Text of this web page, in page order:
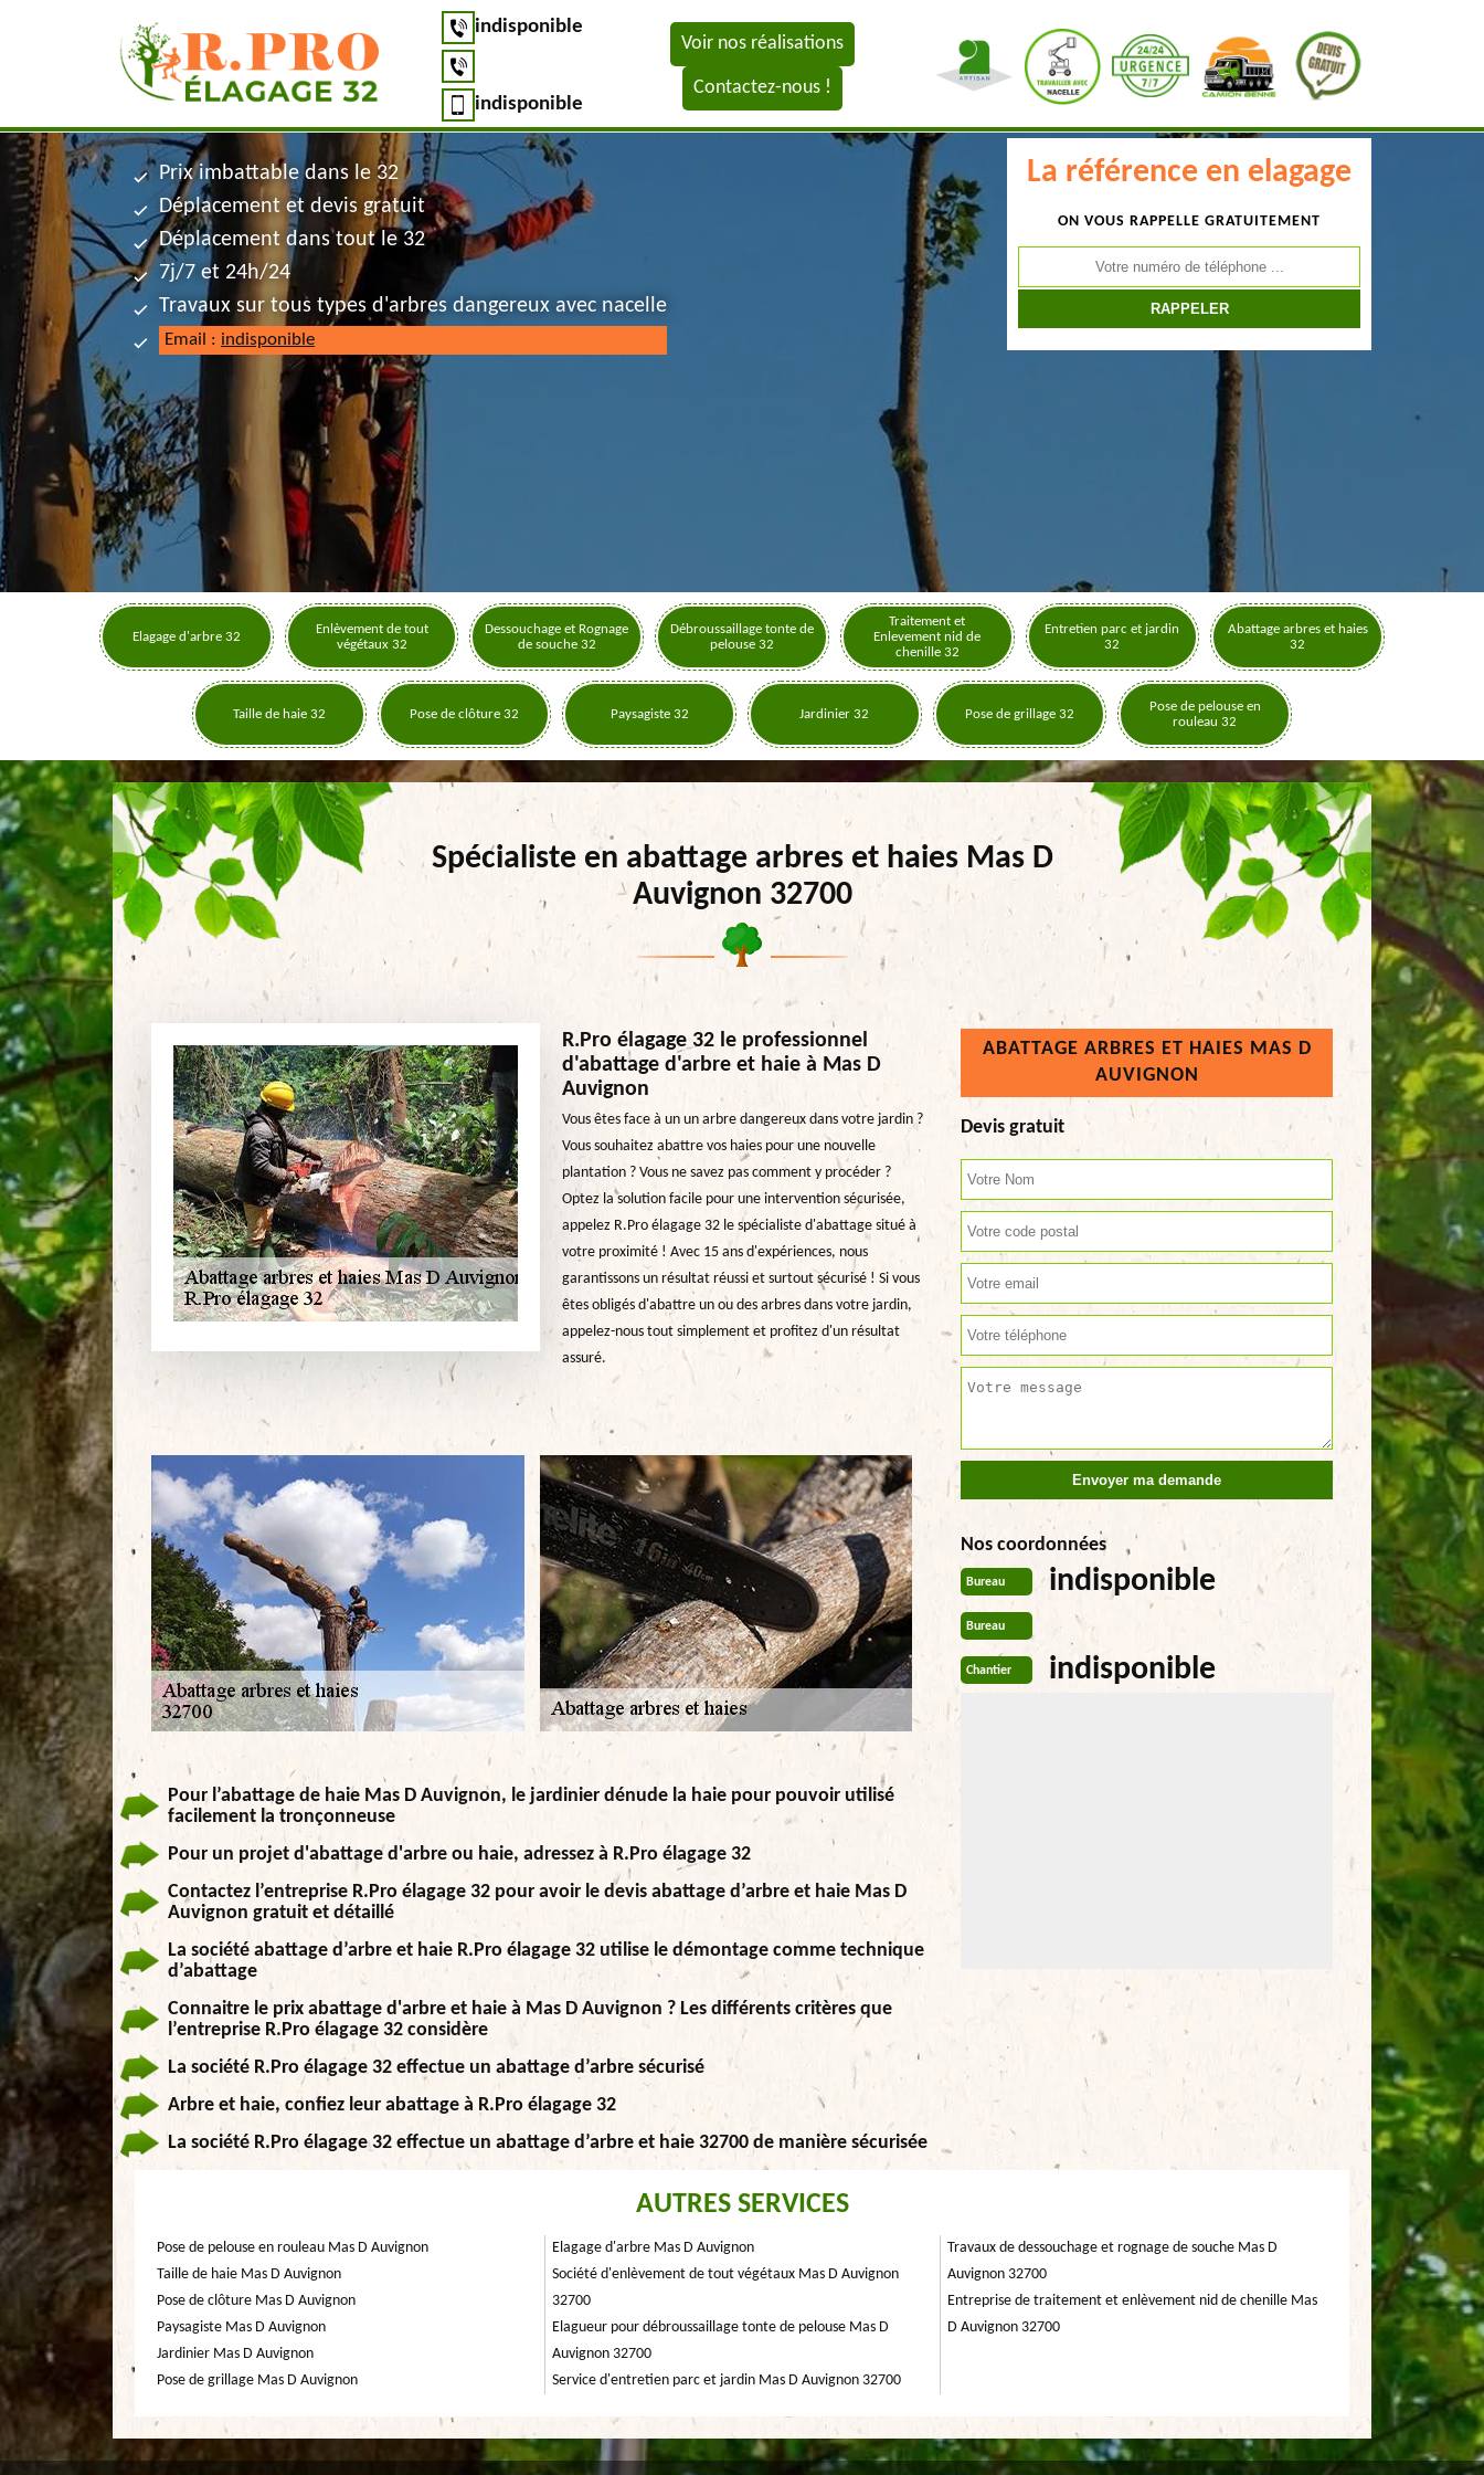
indisponible
indisponible
Voir nos réalisations
Contactez-nous !
La référence en elagage
ON VOUS RAPPELLE GRATUITEMENT
Prix imbattable dans le 32
Déplacement et devis gratuit
Déplacement dans tout le 32
7j/7 et 24h/24
Travaux sur tous types d'arbres dangereux avec nacelle
Email : indisponible
Elagage d'arbre 32
Enlèvement de tout
végétaux 32
Dessouchage et Rognage
de souche 32
Débroussaillage tonte de
pelouse 32
Traitement et
Enlevement nid de
chenille 32
Entretien parc et jardin
32
Abattage arbres et haies
32
Taille de haie 32 Pose de clôture 32 Paysagiste 32 Jardinier 32 Pose de grillage 32
Pose de pelouse en
rouleau 32
Spécialiste en abattage arbres et haies Mas D
Auvignon 32700
R.Pro élagage 32 le professionnel
d'abattage d'arbre et haie à Mas D
Auvignon
Vous êtes face à un un arbre dangereux dans votre jardin ?
Vous souhaitez abattre vos haies pour une nouvelle
plantation ? Vous ne savez pas comment y procéder ?
Optez la solution facile pour une intervention sécurisée,
appelez R.Pro élagage 32 le spécialiste d'abattage situé à
votre proximité ! Avec 15 ans d'expériences, nous
garantissons un résultat réussi et surtout sécurisé ! Si vous
êtes obligés d'abattre un ou des arbres dans votre jardin,
appelez-nous tout simplement et profitez d'un résultat
assuré.
Pour l’abattage de haie Mas D Auvignon, le jardinier dénude la haie pour pouvoir utilisé
facilement la tronçonneuse
Pour un projet d'abattage d'arbre ou haie, adressez à R.Pro élagage 32
Contactez l’entreprise R.Pro élagage 32 pour avoir le devis abattage d’arbre et haie Mas D
Auvignon gratuit et détaillé
La société abattage d’arbre et haie R.Pro élagage 32 utilise le démontage comme technique
d’abattage
Connaitre le prix abattage d'arbre et haie à Mas D Auvignon ? Les différents critères que
l’entreprise R.Pro élagage 32 considère
La société R.Pro élagage 32 effectue un abattage d’arbre sécurisé
Arbre et haie, confiez leur abattage à R.Pro élagage 32
La société R.Pro élagage 32 effectue un abattage d’arbre et haie 32700 de manière sécurisée
ABATTAGE ARBRES ET HAIES MAS D
AUVIGNON
Devis gratuit
Nos coordonnées
Bureau indisponible
Bureau
Chantier indisponible
AUTRES SERVICES
Pose de pelouse en rouleau Mas D Auvignon
Taille de haie Mas D Auvignon
Pose de clôture Mas D Auvignon
Paysagiste Mas D Auvignon
Jardinier Mas D Auvignon
Pose de grillage Mas D Auvignon
Elagage d'arbre Mas D Auvignon
Société d'enlèvement de tout végétaux Mas D Auvignon
32700
Elagueur pour débroussaillage tonte de pelouse Mas D
Auvignon 32700
Service d'entretien parc et jardin Mas D Auvignon 32700
Travaux de dessouchage et rognage de souche Mas D
Auvignon 32700
Entreprise de traitement et enlèvement nid de chenille Mas
D Auvignon 32700